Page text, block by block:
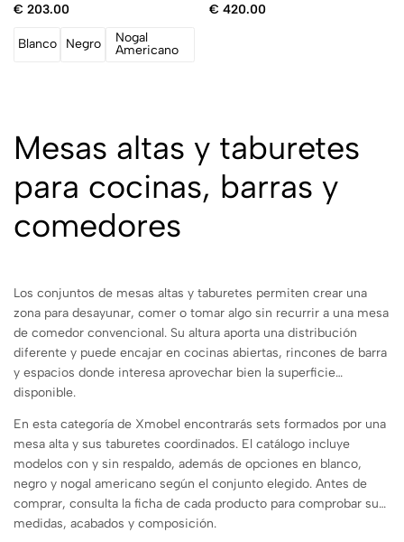
€ 203.00
Blanco Negro
Nogal
Americano
€ 420.00
Mesas altas y taburetes
para cocinas, barras y
comedores
Los conjuntos de mesas altas y taburetes permiten crear una
zona para desayunar, comer o tomar algo sin recurrir a una mesa
de comedor convencional. Su altura aporta una distribución
diferente y puede encajar en cocinas abiertas, rincones de barra
y espacios donde interesa aprovechar bien la superficie
disponible.
En esta categoría de Xmobel encontrarás sets formados por una
mesa alta y sus taburetes coordinados. El catálogo incluye
modelos con y sin respaldo, además de opciones en blanco,
negro y nogal americano según el conjunto elegido. Antes de
comprar, consulta la ficha de cada producto para comprobar sus
medidas, acabados y composición.